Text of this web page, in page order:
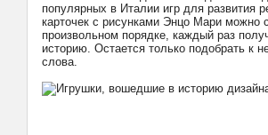
популярных в Италии игр для развития
карточек с рисунками Энцо Мари можно
произвольном порядке, каждый раз
историю. Остается только подобрать к
слова.